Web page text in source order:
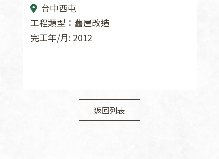
台中西屯
工程類型：舊屋改造
完工年/月: 2012
返回列表